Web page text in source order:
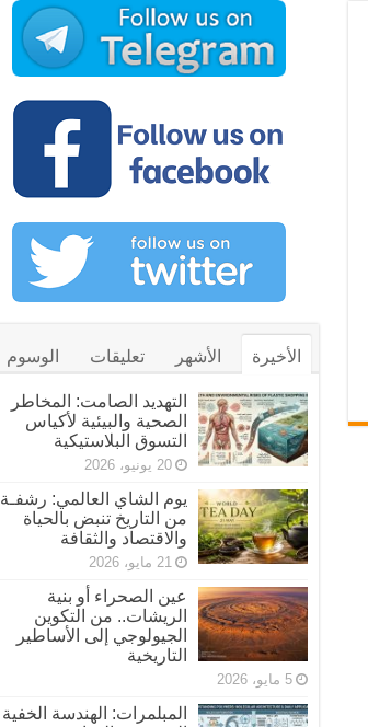
الأخيرة الأشهر تعليقات الوسوم
التهديد الصامت: المخاطر
الصحية والبيئية لأكياس
التسوق البلاستيكية
20 يونيو، 2026
يوم الشاي العالمي: رشفـة
من التاريخ تنبض بالحياة
والاقتصاد والثقافة
21 مايو، 2026
عين الصحراء أو بنية
الريشات.. من التكوين
الجيولوجي إلى الأساطير
التاريخية
5 مايو، 2026
المبلمرات: الهندسة الخفية